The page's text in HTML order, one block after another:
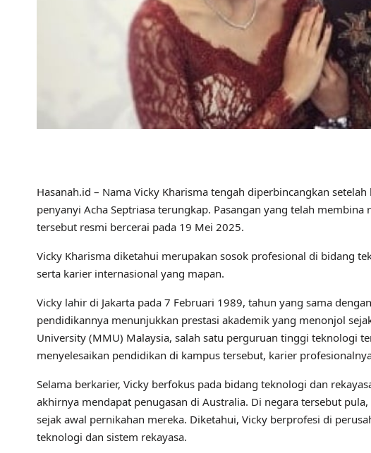
Hasanah.id – Nama Vicky Kharisma tengah diperbincangkan
penyanyi Acha Septriasa terungkap. Pasangan yang telah
tersebut resmi bercerai pada 19 Mei 2025.
Vicky Kharisma diketahui merupakan sosok profesional di bidang
serta karier internasional yang mapan.
Vicky lahir di Jakarta pada 7 Februari 1989, tahun yang sama
pendidikannya menunjukkan prestasi akademik yang menonjol
University (MMU) Malaysia, salah satu perguruan tinggi teknologi
menyelesaikan pendidikan di kampus tersebut, karier
Selama berkarier, Vicky berfokus pada bidang teknologi dan
akhirnya mendapat penugasan di Australia. Di negara tersebut
sejak awal pernikahan mereka. Diketahui, Vicky berprofesi di
teknologi dan sistem rekayasa.